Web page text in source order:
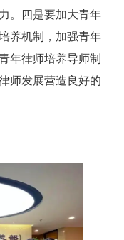
。四是要加大青年
养机制，加强青年
年律师培养导师制
师发展营造良好的